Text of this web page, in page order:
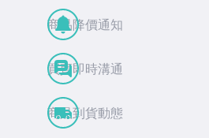
商品降價通知
買賣即時溝通
商品到貨動態